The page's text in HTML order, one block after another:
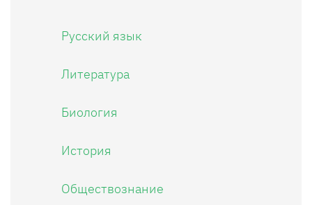
Русский язык
Литература
Биология
История
Обществознание